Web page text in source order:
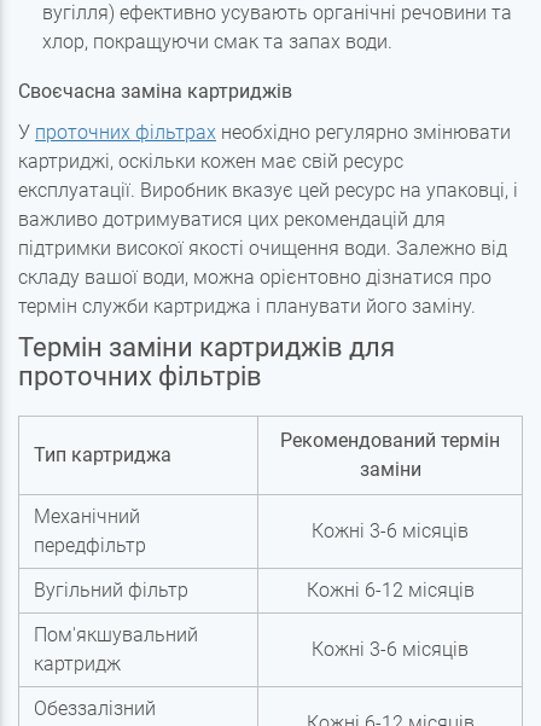
вугілля) ефективно усувають органічні речовини та
хлор, покращуючи смак та запах води.
Своєчасна заміна картриджів
У проточних фільтрах необхідно регулярно змінювати
картриджі, оскільки кожен має свій ресурс
експлуатації. Виробник вказує цей ресурс на упаковці, і
важливо дотримуватися цих рекомендацій для
підтримки високої якості очищення води. Залежно від
складу вашої води, можна орієнтовно дізнатися про
термін служби картриджа і планувати його заміну.
Термін заміни картриджів для
проточних фільтрів
Тип картриджа
Рекомендований термін
заміни
Механічний
передфільтр
Кожні 3-6 місяців
Вугільний фільтр
Кожні 6-12 місяців
Пом'якшувальний
картридж
Кожні 3-6 місяців
Обеззалізний